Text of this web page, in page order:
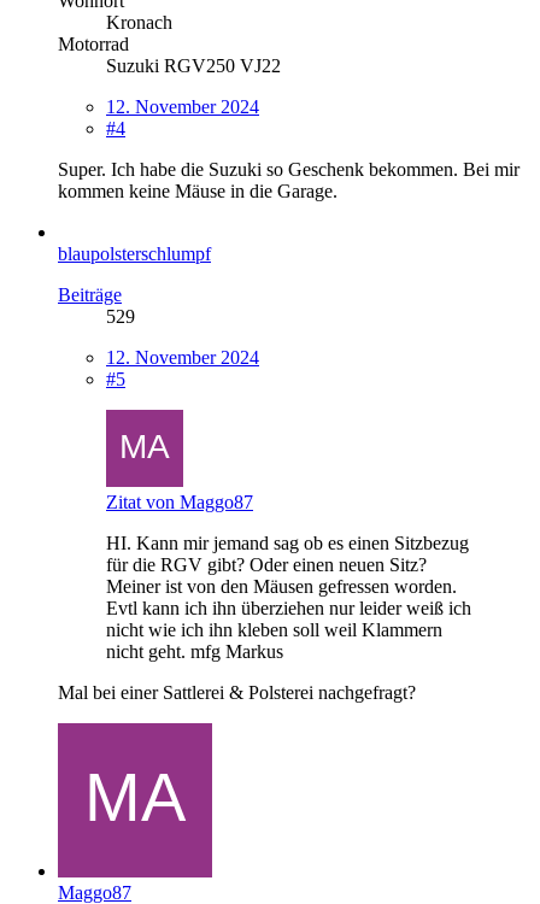
Kronach
Motorrad
Suzuki RGV250 VJ22
12. November 2024
#4
Super. Ich habe die Suzuki so Geschenk bekommen. Bei mir
kommen keine Mäuse in die Garage.
blaupolsterschlumpf
Beiträge
529
12. November 2024
#5
Zitat von Maggo87
HI. Kann mir jemand sag ob es einen Sitzbezug
für die RGV gibt? Oder einen neuen Sitz?
Meiner ist von den Mäusen gefressen worden.
Evtl kann ich ihn überziehen nur leider weiß ich
nicht wie ich ihn kleben soll weil Klammern
nicht geht. mfg Markus
Mal bei einer Sattlerei & Polsterei nachgefragt?
Maggo87